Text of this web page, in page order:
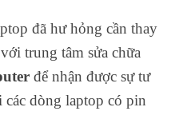
đã hư hỏng cần thay
trung tâm sửa chữa
để nhận được sự tư
dòng laptop có pin